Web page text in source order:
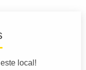
local!